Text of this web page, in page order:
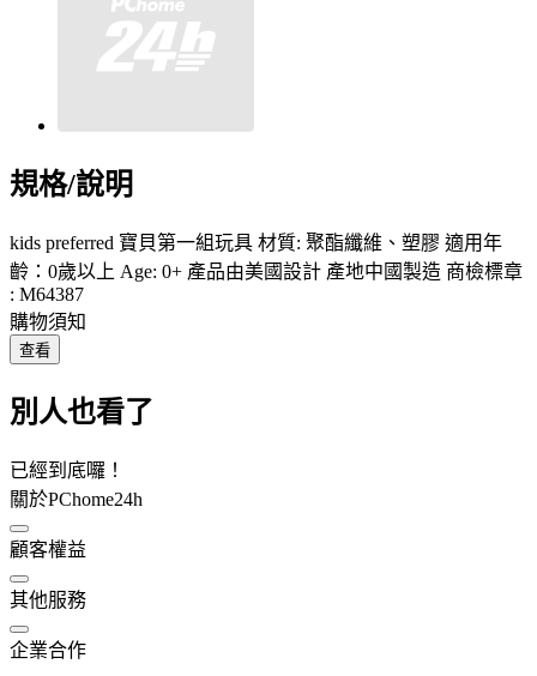
規格/說明
kids preferred 寶貝第一組玩具 材質: 聚酯纖維、塑膠 適用年
齡：0歲以上 Age: 0+ 產品由美國設計 產地中國製造 商檢標章
: M64387
購物須知
查看
別人也看了
已經到底囉！
關於PChome24h
顧客權益
其他服務
企業合作